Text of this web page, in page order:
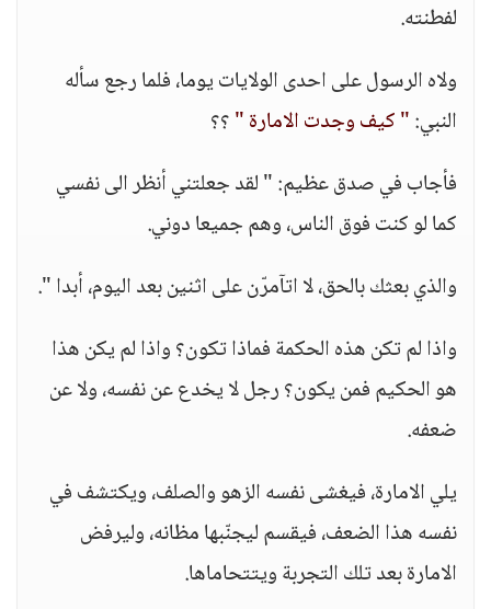
لفطنته.
ولاه الرسول على احدى الولايات يوما، فلما رجع سأله
النبي:" كيف وجدت الامارة "؟؟
فأجاب في صدق عظيم: " لقد جعلتني أنظر الى نفسي
كما لو كنت فوق الناس، وهم جميعا دوني.
والذي بعثك بالحق، لا اتآمرّن على اثنين بعد اليوم، أبدا ".
واذا لم تكن هذه الحكمة فماذا تكون؟ واذا لم يكن هذا
هو الحكيم فمن يكون؟ رجل لا يخدع عن نفسه، ولا عن
ضعفه.
يلي الامارة، فيغشى نفسه الزهو والصلف، ويكتشف في
نفسه هذا الضعف، فيقسم ليجنّبها مظانه، وليرفض
الامارة بعد تلك التجربة ويتتحاماها.